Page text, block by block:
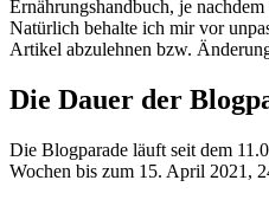
Ernährungshandbuch, je
Natürlich behalte ich mir vor
Artikel abzulehnen bzw.
Die Dauer der
Die Blogparade läuft seit dem
Wochen bis zum 15. April 2021,